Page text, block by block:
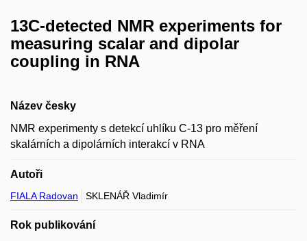
13C-detected NMR experiments for
measuring scalar and dipolar
coupling in RNA
Název česky
NMR experimenty s detekcí uhlíku C-13 pro měření
skalárních a dipolárních interakcí v RNA
Autoři
FIALA Radovan SKLENÁŘ Vladimír
Rok publikování